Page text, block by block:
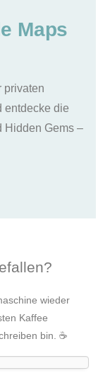
Maps
privaten
entdecke die
Hidden Gems –
wieder
Kaffee
bin. ☕️